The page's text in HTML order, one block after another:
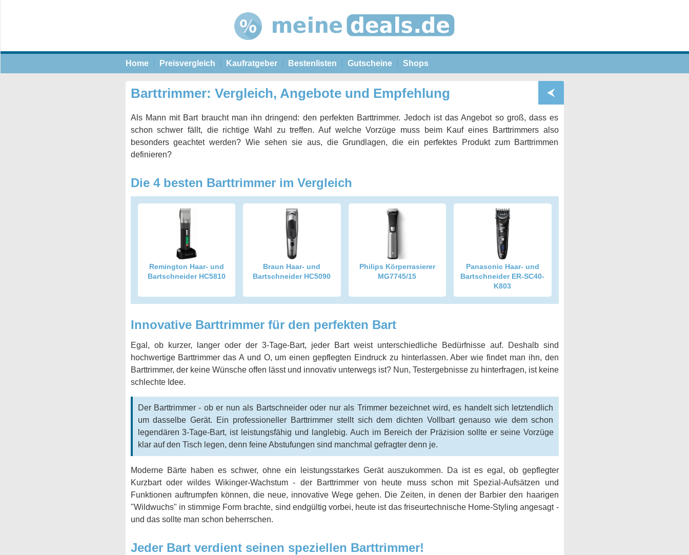
Home Preisvergleich Kaufratgeber Bestenlisten Gutscheine Shops
Barttrimmer: Vergleich, Angebote und Empfehlung
Als Mann mit Bart braucht man ihn dringend: den perfekten Barttrimmer. Jedoch ist das Angebot so groß, dass es
schon schwer fällt, die richtige Wahl zu treffen. Auf welche Vorzüge muss beim Kauf eines Barttrimmers also
besonders geachtet werden? Wie sehen sie aus, die Grundlagen, die ein perfektes Produkt zum Barttrimmen
definieren?
Die 4 besten Barttrimmer im Vergleich
Remington Haar- und
Bartschneider HC5810
Braun Haar- und
Bartschneider HC5090
Philips Körperrasierer
MG7745/15
Panasonic Haar- und
Bartschneider ER-SC40-
K803
Innovative Barttrimmer für den perfekten Bart
Egal, ob kurzer, langer oder der 3-Tage-Bart, jeder Bart weist unterschiedliche Bedürfnisse auf. Deshalb sind
hochwertige Barttrimmer das A und O, um einen gepflegten Eindruck zu hinterlassen. Aber wie findet man ihn, den
Barttrimmer, der keine Wünsche offen lässt und innovativ unterwegs ist? Nun, Testergebnisse zu hinterfragen, ist keine
schlechte Idee.
Der Barttrimmer - ob er nun als Bartschneider oder nur als Trimmer bezeichnet wird, es handelt sich letztendlich
um dasselbe Gerät. Ein professioneller Barttrimmer stellt sich dem dichten Vollbart genauso wie dem schon
legendären 3-Tage-Bart, ist leistungsfähig und langlebig. Auch im Bereich der Präzision sollte er seine Vorzüge
klar auf den Tisch legen, denn feine Abstufungen sind manchmal gefragter denn je.
Moderne Bärte haben es schwer, ohne ein leistungsstarkes Gerät auszukommen. Da ist es egal, ob gepflegter
Kurzbart oder wildes Wikinger-Wachstum - der Barttrimmer von heute muss schon mit Spezial-Aufsätzen und
Funktionen auftrumpfen können, die neue, innovative Wege gehen. Die Zeiten, in denen der Barbier den haarigen
"Wildwuchs" in stimmige Form brachte, sind endgültig vorbei, heute ist das friseurtechnische Home-Styling angesagt -
und das sollte man schon beherrschen.
Jeder Bart verdient seinen speziellen Barttrimmer!